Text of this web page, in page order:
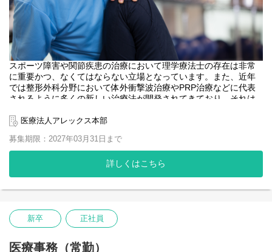
スポーツ障害や関節疾患の治療において理学療法士の存在は非常
に重要かつ、なくてはならない立場となっています。また、近年
では整形外科分野において体外衝撃波治療やPRP治療などに代表
されるように多くの新しい治療法が開発されてきており、それは
す。職員は探求心も高くそれを満足させる臨床、教育、研究の環
法士という仕事にやりがいや誇りを感じられる環境、仕事の形を
作っていくことを念頭に置いた様々な環境整備をしております。
【新人研修】
音波ガイド下徒手療法、患者さんを想定したリハビリテーション
症例検討会
一般教養
医療法人アレックス本部
募集期限：2027年03月31日まで
詳しくはこちら
新卒 正社員
医療事務（常勤）